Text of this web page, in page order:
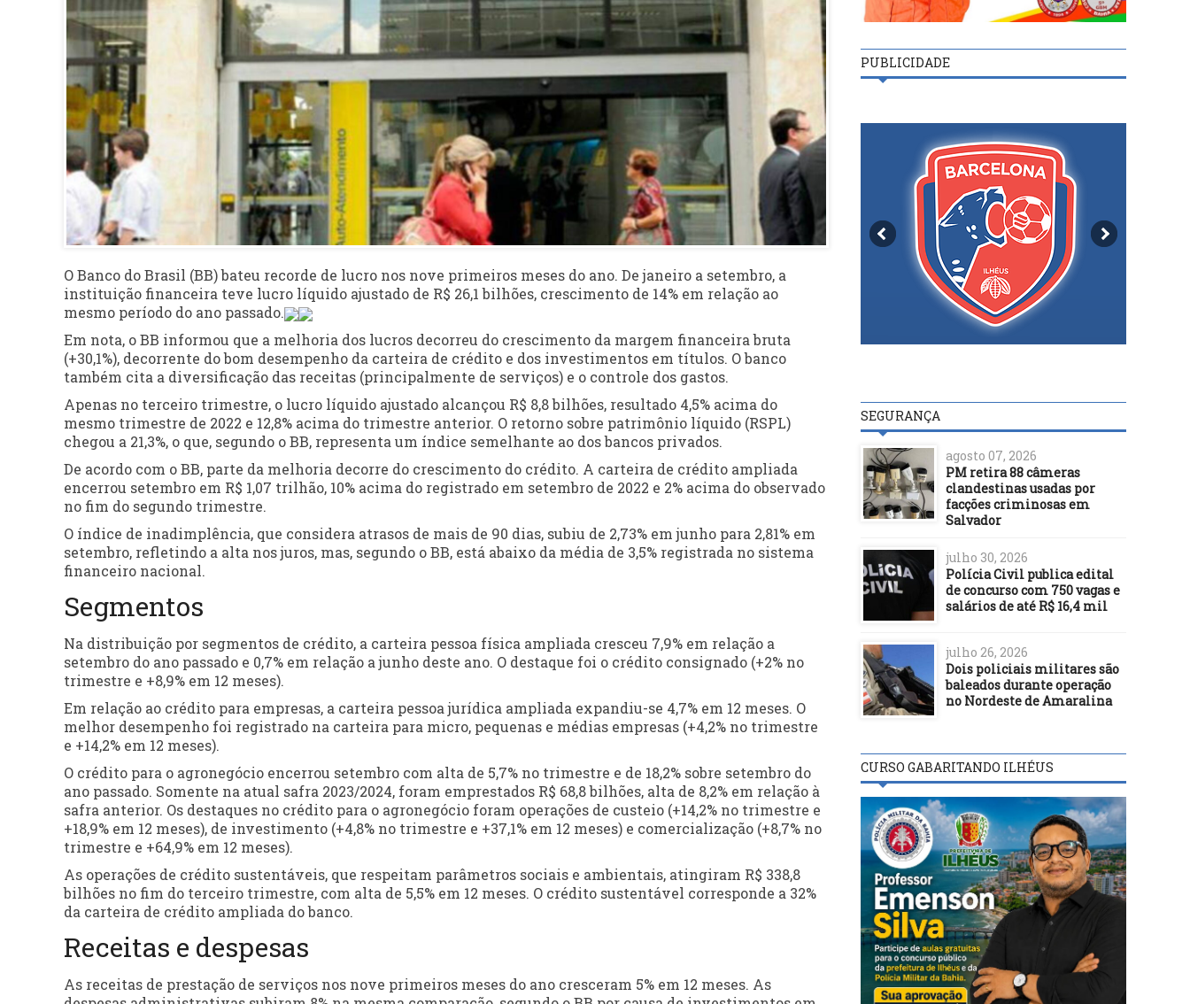
O Banco do Brasil (BB) bateu recorde de lucro nos nove primeiros meses do ano. De janeiro a setembro, a
instituição financeira teve lucro líquido ajustado de R$ 26,1 bilhões, crescimento de 14% em relação ao
mesmo período do ano passado.
Em nota, o BB informou que a melhoria dos lucros decorreu do crescimento da margem financeira bruta
(+30,1%), decorrente do bom desempenho da carteira de crédito e dos investimentos em títulos. O banco
também cita a diversificação das receitas (principalmente de serviços) e o controle dos gastos.
Apenas no terceiro trimestre, o lucro líquido ajustado alcançou R$ 8,8 bilhões, resultado 4,5% acima do
mesmo trimestre de 2022 e 12,8% acima do trimestre anterior. O retorno sobre patrimônio líquido (RSPL)
chegou a 21,3%, o que, segundo o BB, representa um índice semelhante ao dos bancos privados.
De acordo com o BB, parte da melhoria decorre do crescimento do crédito. A carteira de crédito ampliada
encerrou setembro em R$ 1,07 trilhão, 10% acima do registrado em setembro de 2022 e 2% acima do observado
no fim do segundo trimestre.
O índice de inadimplência, que considera atrasos de mais de 90 dias, subiu de 2,73% em junho para 2,81% em
setembro, refletindo a alta nos juros, mas, segundo o BB, está abaixo da média de 3,5% registrada no sistema
financeiro nacional.
Segmentos
Na distribuição por segmentos de crédito, a carteira pessoa física ampliada cresceu 7,9% em relação a
setembro do ano passado e 0,7% em relação a junho deste ano. O destaque foi o crédito consignado (+2% no
trimestre e +8,9% em 12 meses).
Em relação ao crédito para empresas, a carteira pessoa jurídica ampliada expandiu-se 4,7% em 12 meses. O
melhor desempenho foi registrado na carteira para micro, pequenas e médias empresas (+4,2% no trimestre
e +14,2% em 12 meses).
O crédito para o agronegócio encerrou setembro com alta de 5,7% no trimestre e de 18,2% sobre setembro do
ano passado. Somente na atual safra 2023/2024, foram emprestados R$ 68,8 bilhões, alta de 8,2% em relação à
safra anterior. Os destaques no crédito para o agronegócio foram operações de custeio (+14,2% no trimestre e
+18,9% em 12 meses), de investimento (+4,8% no trimestre e +37,1% em 12 meses) e comercialização (+8,7% no
trimestre e +64,9% em 12 meses).
As operações de crédito sustentáveis, que respeitam parâmetros sociais e ambientais, atingiram R$ 338,8
bilhões no fim do terceiro trimestre, com alta de 5,5% em 12 meses. O crédito sustentável corresponde a 32%
da carteira de crédito ampliada do banco.
Receitas e despesas
As receitas de prestação de serviços nos nove primeiros meses do ano cresceram 5% em 12 meses. As
PUBLICIDADE
SEGURANÇA
agosto 07, 2026
PM retira 88 câmeras
clandestinas usadas por
facções criminosas em
Salvador
julho 30, 2026
Polícia Civil publica edital
de concurso com 750 vagas e
salários de até R$ 16,4 mil
julho 26, 2026
Dois policiais militares são
baleados durante operação
no Nordeste de Amaralina
CURSO GABARITANDO ILHÉUS